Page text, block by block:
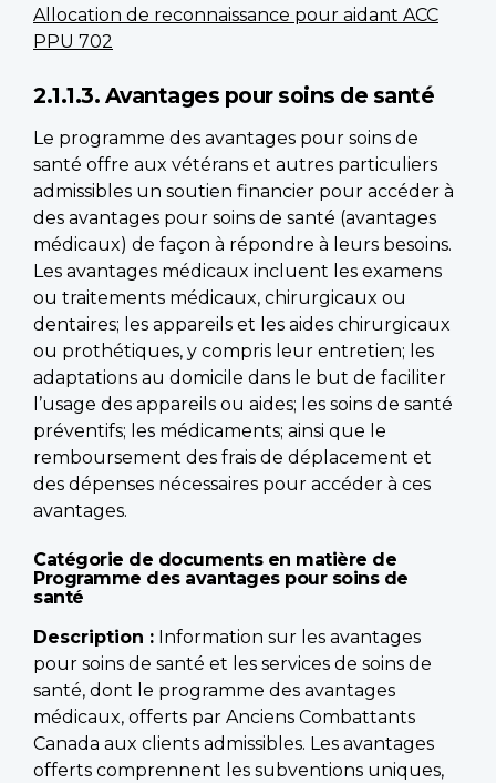
Allocation de reconnaissance pour aidant ACC
PPU 702
2.1.1.3. Avantages pour soins de santé
Le programme des avantages pour soins de
santé offre aux vétérans et autres particuliers
admissibles un soutien financier pour accéder à
des avantages pour soins de santé (avantages
médicaux) de façon à répondre à leurs besoins.
Les avantages médicaux incluent les examens
ou traitements médicaux, chirurgicaux ou
dentaires; les appareils et les aides chirurgicaux
ou prothétiques, y compris leur entretien; les
adaptations au domicile dans le but de faciliter
l’usage des appareils ou aides; les soins de santé
préventifs; les médicaments; ainsi que le
remboursement des frais de déplacement et
des dépenses nécessaires pour accéder à ces
avantages.
Catégorie de documents en matière de
Programme des avantages pour soins de
santé
Description : Information sur les avantages
pour soins de santé et les services de soins de
santé, dont le programme des avantages
médicaux, offerts par Anciens Combattants
Canada aux clients admissibles. Les avantages
offerts comprennent les subventions uniques,